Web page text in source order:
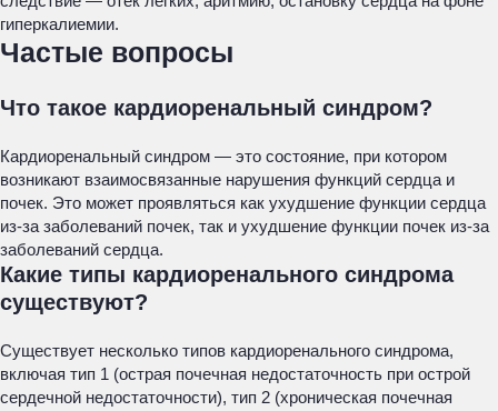
гиперкалиемии.
Частые вопросы
Что такое кардиоренальный синдром?
Кардиоренальный синдром — это состояние, при котором
возникают взаимосвязанные нарушения функций сердца и
почек. Это может проявляться как ухудшение функции сердца
из-за заболеваний почек, так и ухудшение функции почек из-за
заболеваний сердца.
Какие типы кардиоренального синдрома
существуют?
Существует несколько типов кардиоренального синдрома,
включая тип 1 (острая почечная недостаточность при острой
сердечной недостаточности), тип 2 (хроническая почечная